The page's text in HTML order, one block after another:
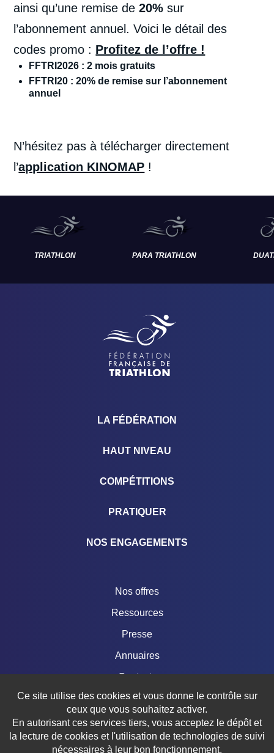
ainsi qu’une remise de20% sur
l’abonnement annuel. Voici le détail des
codes promo : Profitez de l’offre !
FFTRI2026 : 2 mois gratuits
FFTRI20 : 20% de remise sur l’abonnement
annuel
N’hésitez pas à télécharger directement
l’application KINOMAP !
TRIATHLON PARA TRIATHLON
LA FÉDÉRATION
HAUT NIVEAU
COMPÉTITIONS
PRATIQUER
NOS ENGAGEMENTS
Nos offres
Ressources
Presse
Annuaires
Contacts
Boutique
Ce site utilise des cookies et vous donne le contrôle sur
ceux que vous souhaitez activer.
En autorisant ces services tiers, vous acceptez le dépôt et
la lecture de cookies et l'utilisation de technologies de suivi
nécessaires à leur bon fonctionnement.